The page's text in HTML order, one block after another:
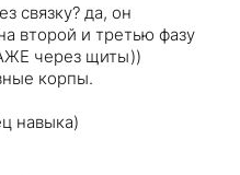
связку? да, он
второй и третью фазу
через щиты))
корпы.
навыка)